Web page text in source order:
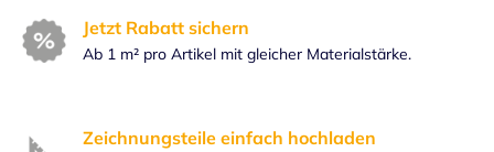
Jetzt Rabatt sichern
Ab 1 m² pro Artikel mit gleicher Materialstärke.
Zeichnungsteile einfach hochladen